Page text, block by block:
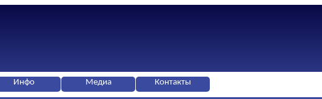
Инфо Медиа Контакты